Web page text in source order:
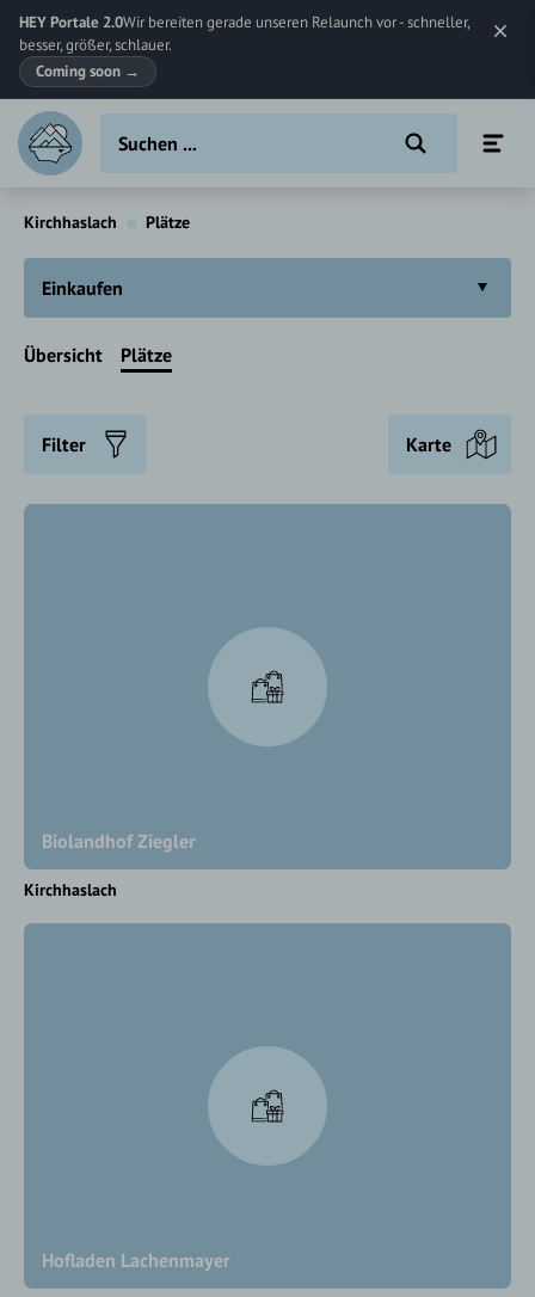
HEY Portale 2.0Wir bereiten gerade unseren Relaunch vor - schneller,
besser, größer, schlauer.
Coming soon →
Kirchhaslach Plätze
Einkaufen
Übersicht Plätze
Filter Karte
Biolandhof Ziegler
Kirchhaslach
Hofladen Lachenmayer